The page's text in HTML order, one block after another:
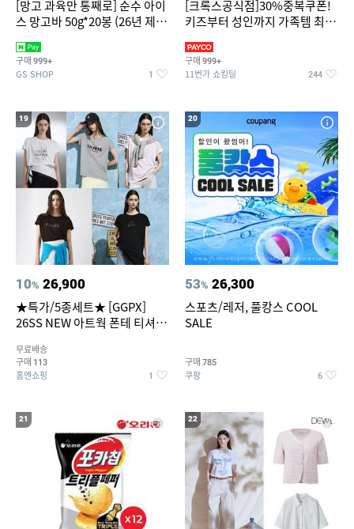
[망고 과육만 통째로] 순수 아이
스 망고바 50g*20봉 (26년 제
구매 999+
GS SHOP 1
[크록스공식점]30%중복쿠폰!
키즈부터 성인까지 가족템 최대
구매 999+
11번가 쇼킹딜 244
19
10% 26,900
★특가/5종세트★ [GGPX]
26SS NEW 아트웍 폰테 티셔츠
무료배송
구매 113
홈앤쇼핑 1
20
53% 26,300
스포츠/레저, 풀캉스 COOL
SALE
구매 785
쿠팡 6
21 22